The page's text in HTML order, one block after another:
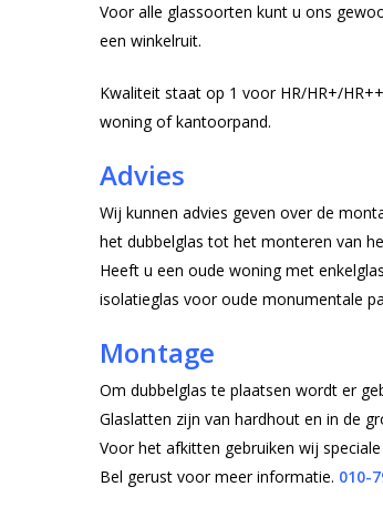
Voor alle glassoorten kunt u ons
een winkelruit.
Kwaliteit staat op 1 voor HR/HR+/
woning of kantoorpand.
Advies
Wij kunnen advies geven over de
het dubbelglas tot het monteren van
Heeft u een oude woning met
isolatieglas voor oude monumentale
Montage
Om dubbelglas te plaatsen wordt er
Glaslatten zijn van hardhout en in de
Voor het afkitten gebruiken wij
Bel gerust voor meer informatie. 010-